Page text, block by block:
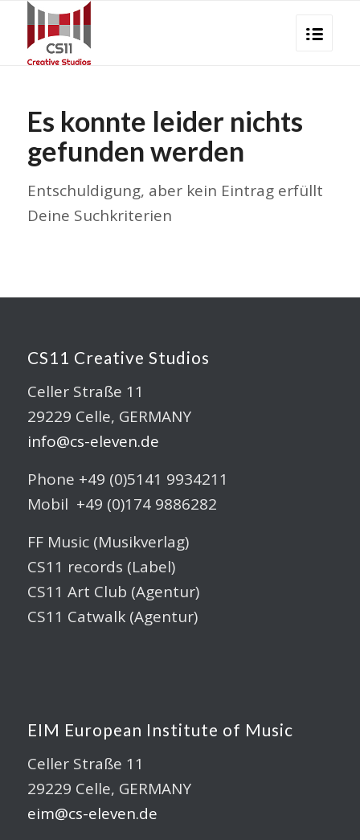
Es konnte leider nichts
gefunden werden
Entschuldigung, aber kein Eintrag erfüllt
Deine Suchkriterien
CS11 Creative Studios
Celler Straße 11
29229 Celle, GERMANY
info@cs-eleven.de
Phone +49 (0)5141 9934211
Mobil +49 (0)174 9886282
FF Music (Musikverlag)
CS11 records (Label)
CS11 Art Club (Agentur)
CS11 Catwalk (Agentur)
EIM European Institute of Music
Celler Straße 11
29229 Celle, GERMANY
eim@cs-eleven.de